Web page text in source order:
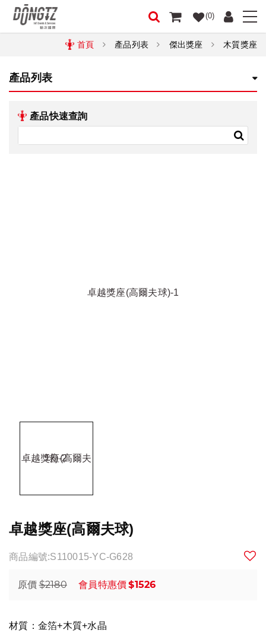
(0)
首頁 產品列表 傑出獎座 木質獎座
產品列表
產品快速查詢
卓越獎座(高爾夫球)
商品編號:S110015-YC-G628
原價 $2180 會員特惠價$1526
材質：金箔+木質+水晶